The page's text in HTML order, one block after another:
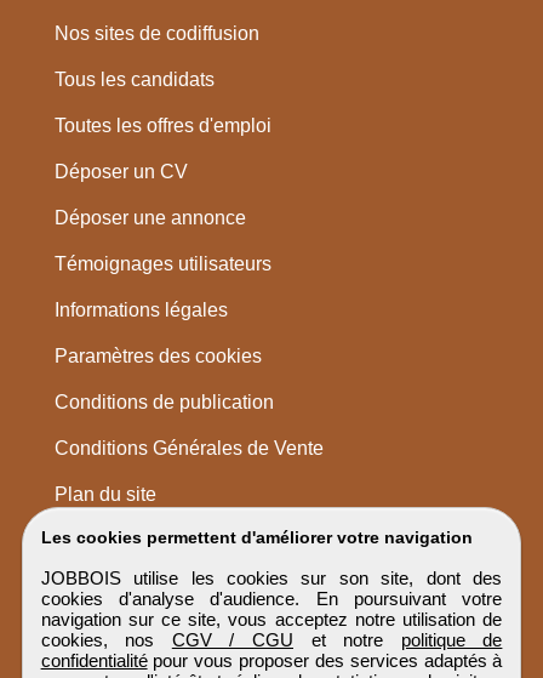
Les cookies permettent d'améliorer votre navigation
JOBBOIS utilise les cookies sur son site, dont des
cookies d'analyse d'audience. En poursuivant votre
navigation sur ce site, vous acceptez notre utilisation de
cookies, nos CGV / CGU et notre politique de
confidentialitépour vous proposer des services adaptés à
Nos sites de codiffusion
Tous les candidats
Toutes les offres d'emploi
Déposer un CV
Déposer une annonce
Témoignages utilisateurs
Informations légales
Paramètres des cookies
Conditions de publication
Conditions Générales de Vente
Plan du site